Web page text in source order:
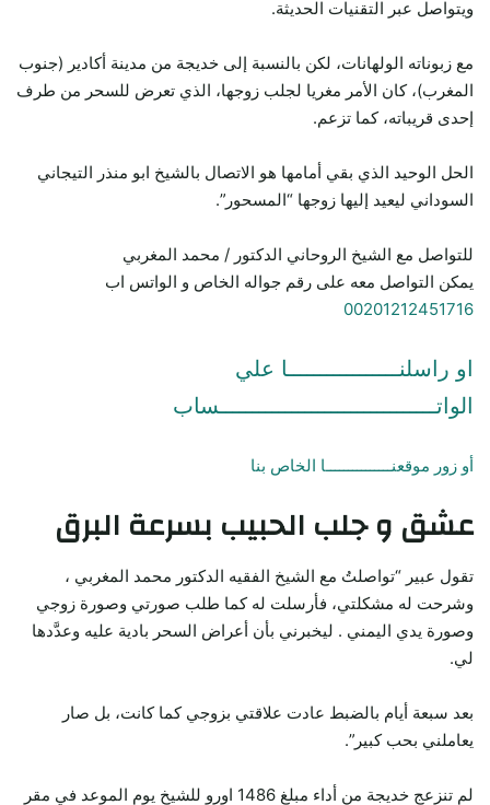
ويتواصل عبر التقنيات الحديثة.
مع زبوناته الولهانات، لكن بالنسبة إلى خديجة من مدينة أكادير (جنوب
المغرب)، كان الأمر مغريا لجلب زوجها، الذي تعرض للسحر من طرف
إحدى قريباته، كما تزعم.
الحل الوحيد الذي بقي أمامها هو الاتصال بالشيخ ابو منذر التيجاني
السوداني ليعيد إليها زوجها “المسحور”.
للتواصل مع الشيخ الروحاني الدكتور / محمد المغربي
يمكن التواصل معه على رقم جواله الخاص و الواتس اب
00201212451716
او راسلنـــــــــــــــــا علي
الواتـــــــــــــــــــــــــــــــــساب
أو زور موقعنـــــــــــــــا الخاص بنا
عشق و جلب الحبيب بسرعة البرق
تقول عبير “تواصلتُ مع الشيخ الفقيه الدكتور محمد المغربي ،
وشرحت له مشكلتي، فأرسلت له كما طلب صورتي وصورة زوجي
وصورة يدي اليمني . ليخبرني بأن أعراض السحر بادية عليه وعدَّدها
لي.
بعد سبعة أيام بالضبط عادت علاقتي بزوجي كما كانت، بل صار
يعاملني بحب كبير”.
لم تنزعج خديجة من أداء مبلغ 1486 اورو للشيخ يوم الموعد في مقر